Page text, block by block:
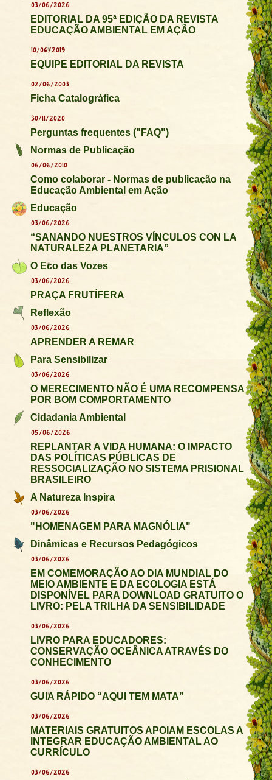
03/06/2026
EDITORIAL DA 95ª EDIÇÃO DA REVISTA
EDUCAÇÃO AMBIENTAL EM AÇÃO
10/06/2019
EQUIPE EDITORIAL DA REVISTA
02/06/2003
Ficha Catalográfica
30/11/2020
Perguntas frequentes ("FAQ")
Normas de Publicação
06/06/2010
Como colaborar - Normas de publicação na
Educação Ambiental em Ação
Educação
03/06/2026
“SANANDO NUESTROS VÍNCULOS CON LA
NATURALEZA PLANETARIA”
O Eco das Vozes
03/06/2026
PRAÇA FRUTÍFERA
Reflexão
03/06/2026
APRENDER A REMAR
Para Sensibilizar
03/06/2026
O MERECIMENTO NÃO É UMA RECOMPENSA
POR BOM COMPORTAMENTO
Cidadania Ambiental
05/06/2026
REPLANTAR A VIDA HUMANA: O IMPACTO
DAS POLÍTICAS PÚBLICAS DE
RESSOCIALIZAÇÃO NO SISTEMA PRISIONAL
BRASILEIRO
A Natureza Inspira
03/06/2026
"HOMENAGEM PARA MAGNÓLIA"
Dinâmicas e Recursos Pedagógicos
03/06/2026
EM COMEMORAÇÃO AO DIA MUNDIAL DO
MEIO AMBIENTE E DA ECOLOGIA ESTÁ
DISPONÍVEL PARA DOWNLOAD GRATUITO O
LIVRO: PELA TRILHA DA SENSIBILIDADE
03/06/2026
LIVRO PARA EDUCADORES:
CONSERVAÇÃO OCEÂNICA ATRAVÉS DO
CONHECIMENTO
03/06/2026
GUIA RÁPIDO “AQUI TEM MATA”
03/06/2026
MATERIAIS GRATUITOS APOIAM ESCOLAS A
INTEGRAR EDUCAÇÃO AMBIENTAL AO
CURRÍCULO
03/06/2026